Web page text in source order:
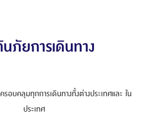
ภัยการเดินทาง
รอบคลุมทุกการเดินทางทั้งต่างประเทศและ ใน
ประเทศ